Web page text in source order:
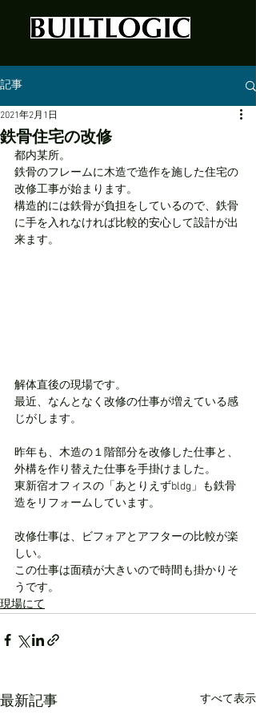
記事
鉄骨住宅の改修
2021年2月1日
都内某所。
鉄骨のフレームに木造で造作を施した住宅の
改修工事が始まります。
構造的には鉄骨が負担をしているので、鉄骨
に手を入れなければ比較的安心して設計が出
来ます。
解体直後の現場です。
最近、なんとなく改修の仕事が増えている感
じがします。
昨年も、木造の１階部分を改修した仕事と、
外構を作り替えた仕事を手掛けました。
東新宿オフィスの「あとりえずbldg」も鉄骨
造をリフォームしています。
改修仕事は、ビフォアとアフターの比較が楽
しい。
この仕事は面積が大きいので時間も掛かりそ
うです。
現場にて
最新記事 すべて表示